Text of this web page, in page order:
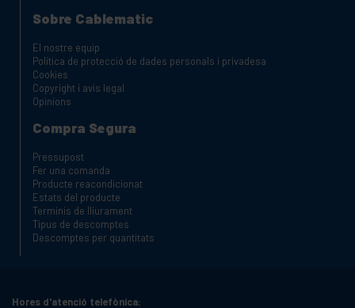
Sobre Cablematic
El nostre equip
Política de protecció de dades personals i privadesa
Cookies
Copyright i avis legal
Opinions
Compra Segura
Pressupost
Fer una comanda
Producte reacondicionat
Estats del producte
Terminis de lliurament
Tipus de descomptes
Descomptes per quantitats
Hores d'atenció telefònica: